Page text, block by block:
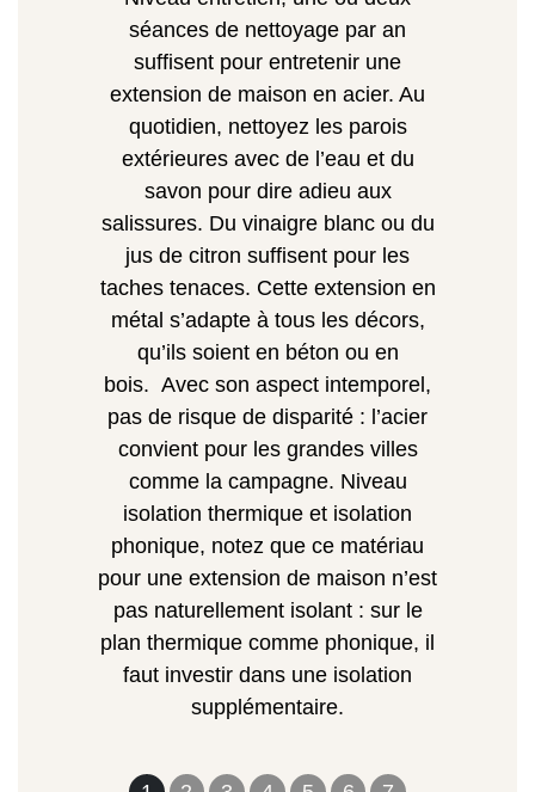
séances de nettoyage par an
suffisent pour entretenir une
extension de maison en acier. Au
quotidien, nettoyez les parois
extérieures avec de l’eau et du
savon pour dire adieu aux
salissures. Du vinaigre blanc ou du
jus de citron suffisent pour les
taches tenaces. Cette extension en
métal s’adapte à tous les décors,
qu’ils soient en béton ou en
bois. Avec son aspect intemporel,
pas de risque de disparité : l’acier
convient pour les grandes villes
comme la campagne. Niveau
isolation thermique et isolation
phonique, notez que ce matériau
pour une extension de maison n’est
pas naturellement isolant : sur le
plan thermique comme phonique, il
faut investir dans une isolation
supplémentaire.